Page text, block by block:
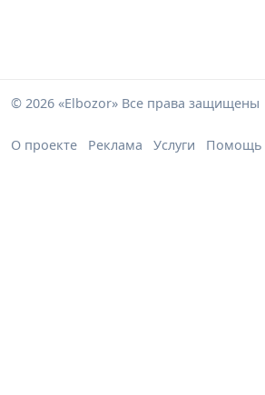
© 2026 «Elbozor» Все права защищены
О проекте Реклама Услуги Помощь